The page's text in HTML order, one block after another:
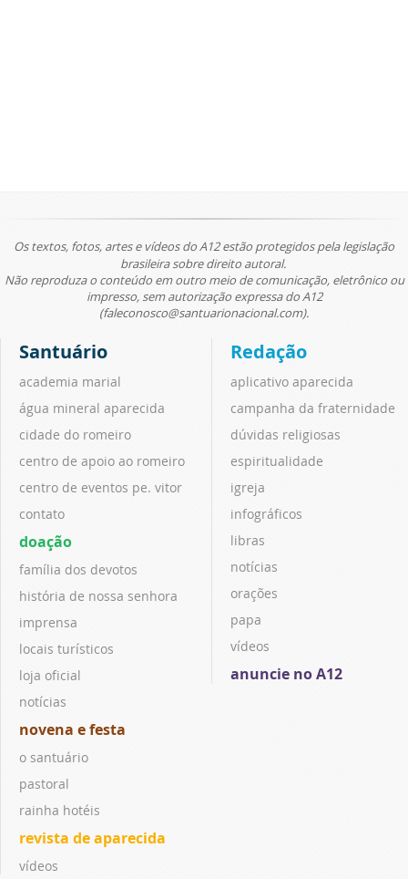
Os textos, fotos, artes e vídeos do A12 estão protegidos pela legislação
brasileira sobre direito autoral.
Não reproduza o conteúdo em outro meio de comunicação, eletrônico ou
impresso, sem autorização expressa do A12
(faleconosco@santuarionacional.com).
Santuário
academia marial
água mineral aparecida
cidade do romeiro
centro de apoio ao romeiro
centro de eventos pe. vitor
contato
doação
família dos devotos
história de nossa senhora
imprensa
locais turísticos
loja oficial
notícias
novena e festa
o santuário
pastoral
rainha hotéis
revista de aparecida
vídeos
Redação
aplicativo aparecida
campanha da fraternidade
dúvidas religiosas
espiritualidade
igreja
infográficos
libras
notícias
orações
papa
vídeos
anuncie no A12